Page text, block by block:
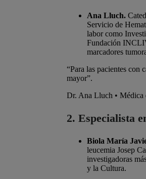
Ana Lluch.
Servicio de
labor como
Fundación
marcadores
“Para las pacientes con
mayor”.
Dr. Ana Lluch •
2. Especialista
Biola María
leucemia Josep
investigadoras
y la Cultura.